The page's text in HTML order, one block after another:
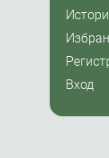
Вход